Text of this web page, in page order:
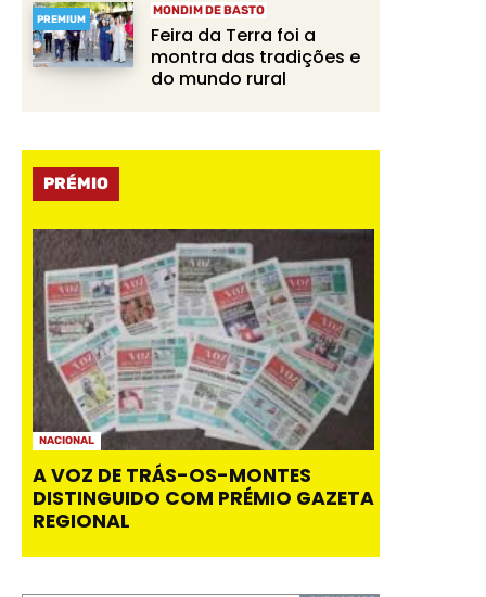
PREMIUM
MONDIM DE BASTO
Feira da Terra foi a
montra das tradições e
do mundo rural
PRÉMIO
NACIONAL
A VOZ DE TRÁS-OS-MONTES
DISTINGUIDO COM PRÉMIO GAZETA
REGIONAL